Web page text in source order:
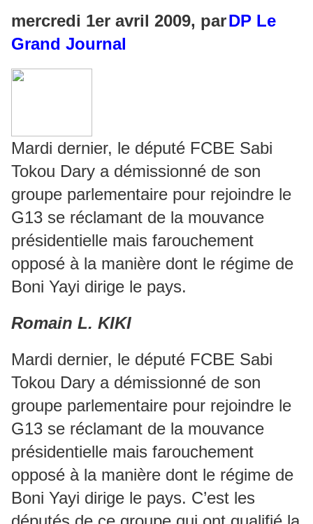
mercredi 1er avril 2009, parDP Le
Grand Journal
Mardi dernier, le député FCBE Sabi
Tokou Dary a démissionné de son
groupe parlementaire pour rejoindre le
G13 se réclamant de la mouvance
présidentielle mais farouchement
opposé à la manière dont le régime de
Boni Yayi dirige le pays.
Romain L. KIKI
Mardi dernier, le député FCBE Sabi
Tokou Dary a démissionné de son
groupe parlementaire pour rejoindre le
G13 se réclamant de la mouvance
présidentielle mais farouchement
opposé à la manière dont le régime de
Boni Yayi dirige le pays. C’est les